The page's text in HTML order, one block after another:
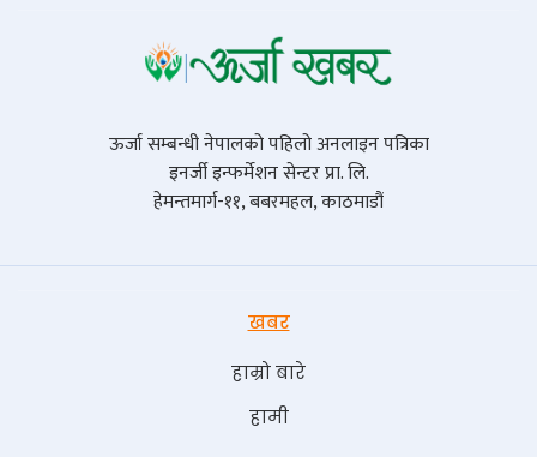
ऊर्जा सम्बन्धी नेपालको पहिलो अनलाइन पत्रिका
इनर्जी इन्फर्मेशन सेन्टर प्रा. लि.
हेमन्तमार्ग-११, बबरमहल, काठमाडौं
खबर
हाम्रो बारे
हामी